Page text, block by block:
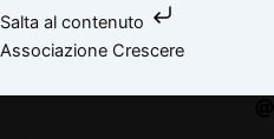
Salta al contenuto
Vai
al
Associazione Crescere
facebook
instagram
youtube
spotify
bebo